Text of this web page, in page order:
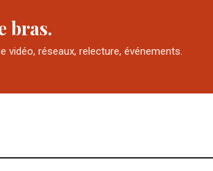
bras.
vidéo, réseaux, relecture, événements.